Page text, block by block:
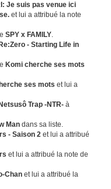
Je suis pas venue ici
et lui a attribué la note
SPY x FAMILY.
Re:Zero - Starting Life in
Komi cherche ses mots
ses mots et lui a
Netsusô Trap -NTR- à
Man dans sa liste.
- Saison 2 et lui a attribué
et lui a attribué la note de
Chan et lui a attribué la